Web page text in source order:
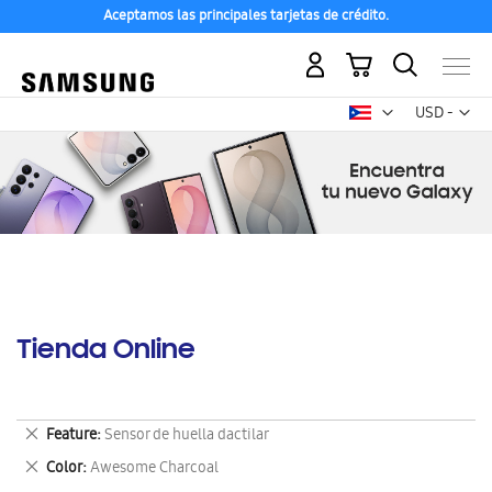
Aceptamos las principales tarjetas de crédito.
USD -
dólar
Mi carrito
Tienda Online
Feature Sensor de huella dactilar
Eliminar
este
artículo
Color Awesome Charcoal
Eliminar